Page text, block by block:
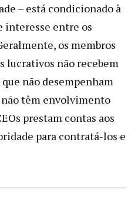
– está condicionado à
interesse entre os
os membros
lucrativos não recebem
não desempenham
têm envolvimento
prestam contas aos
para contratá-los e